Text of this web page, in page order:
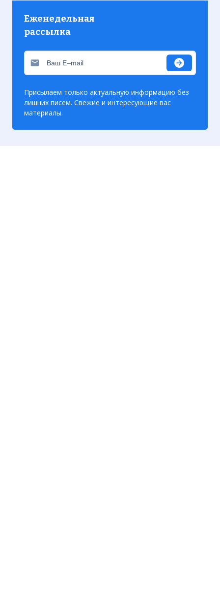
Еженедельная
рассылка
Присылаем только актуальную информацию без
лишних писем. Свежие и интересующие вас
материалы.